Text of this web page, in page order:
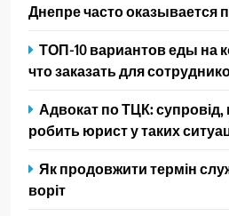
Днепре часто оказывается
ТОП-10 вариантов еды на
что заказать для
Адвокат по ТЦК: супровід,
робить юрист у таких
Як продовжити термін
воріт